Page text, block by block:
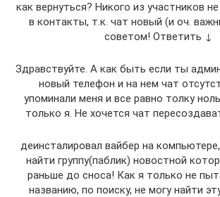
как вернуться? Никого из участников
в контакты, т.к. чат новый (и оч.
советом! Ответить ↓
Здравствуйте. А как быть если ты
новый телефон и на нем чат
упоминали меня и все равно толку
только я. Не хочется чат
деинсталировал вайбер на
найти группу(паблик) новостной
раньше до сноса! Как я только не
названию, по поиску, не могу найти